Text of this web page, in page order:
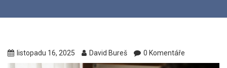
listopadu 16, 2025 David Bureš 0 Komentáře